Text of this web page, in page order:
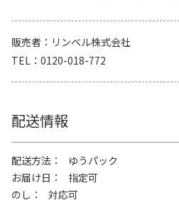
販売者
リンベル株式会社
TEL
0120-018-772
配送情報
配送方法
ゆうパック
お届け日
指定可
のし
対応可